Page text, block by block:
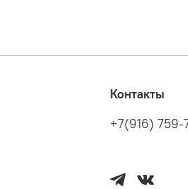
Контакты
+7(916) 759-